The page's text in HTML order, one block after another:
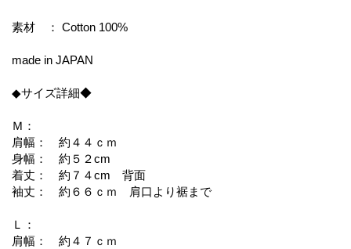
素材 ： Cotton 100%
made in JAPAN
◆サイズ詳細◆
Ｍ：
肩幅： 約４４ｃｍ
身幅： 約５２cm
着丈： 約７４cm 背面
袖丈： 約６６ｃｍ 肩口より裾まで
Ｌ：
肩幅： 約４７ｃｍ